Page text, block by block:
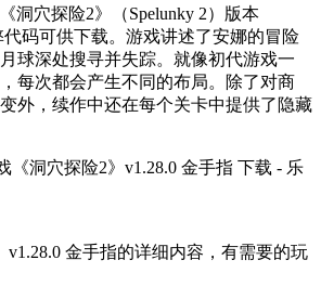
洞穴探险2》（Spelunky 2）版本
代码可供下载。游戏讲述了安娜的冒险
球深处搜寻并失踪。就像初代游戏一
每次都会产生不同的布局。除了对商
外，续作中还在每个关卡中提供了隐藏
v1.28.0 金手指的详细内容，有需要的玩